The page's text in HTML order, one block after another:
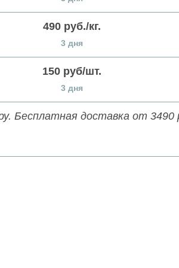
490 руб./кг.
3 дня
150 руб/шт.
3 дня
Бесплатная доставка от 3490